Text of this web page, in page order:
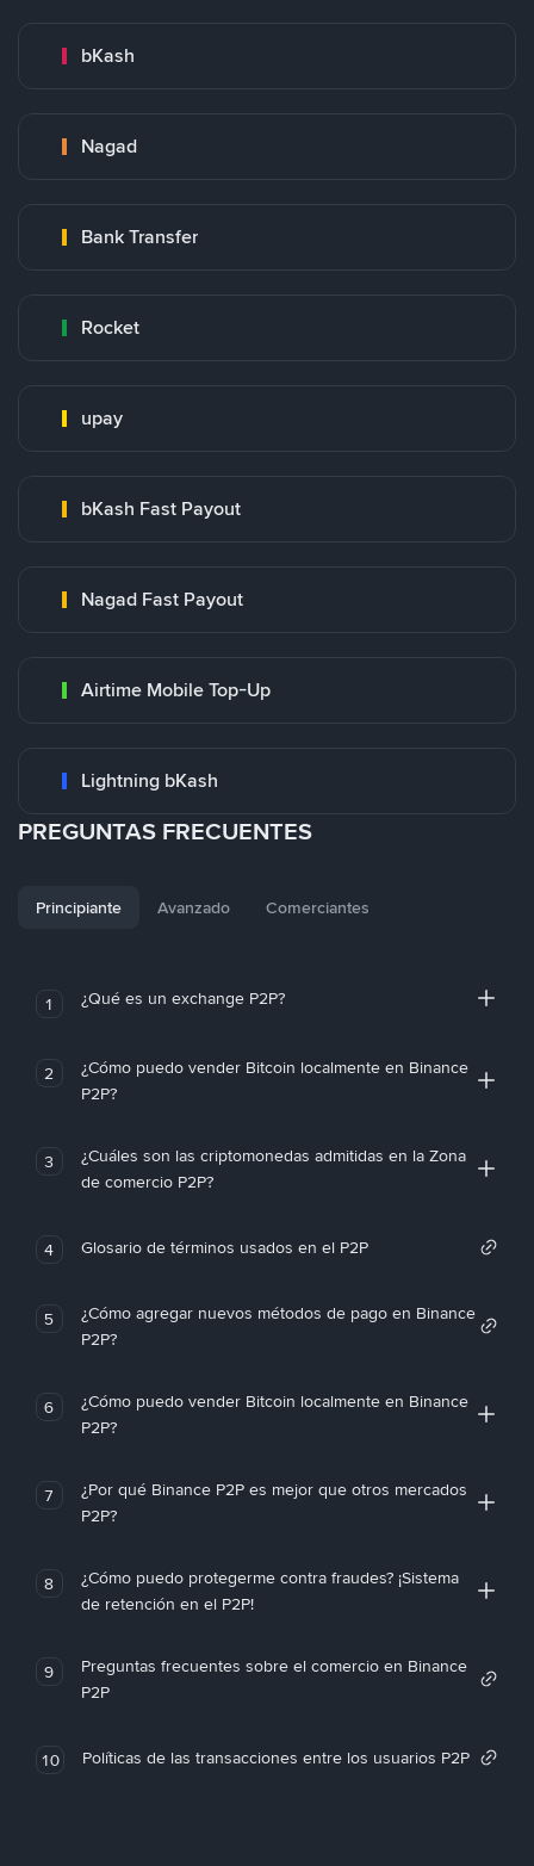
bKash
Nagad
Bank Transfer
Rocket
upay
bKash Fast Payout
Nagad Fast Payout
Airtime Mobile Top-Up
Lightning bKash
PREGUNTAS FRECUENTES
Principiante Avanzado Comerciantes
1 ¿Qué es un exchange P2P?
2
¿Cómo puedo vender Bitcoin localmente en Binance
P2P?
3
¿Cuáles son las criptomonedas admitidas en la Zona
de comercio P2P?
4 Glosario de términos usados en el P2P
5
¿Cómo agregar nuevos métodos de pago en Binance
P2P?
6
¿Cómo puedo vender Bitcoin localmente en Binance
P2P?
7
¿Por qué Binance P2P es mejor que otros mercados
P2P?
8
¿Cómo puedo protegerme contra fraudes? ¡Sistema
de retención en el P2P!
9
Preguntas frecuentes sobre el comercio en Binance
P2P
10 Políticas de las transacciones entre los usuarios P2P